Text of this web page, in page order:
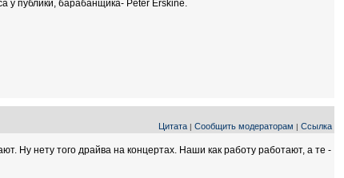
у публики, барабанщика- Peter Erskine.
Цитата | Сообщить модераторам | Ссылка
Ну нету того драйва на концертах. Наши как работу работают, а те -